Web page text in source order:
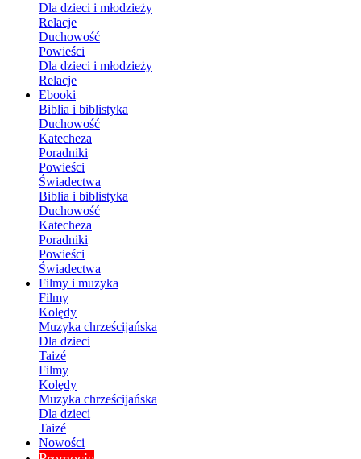
Dla dzieci i młodzieży
Relacje
Duchowość
Powieści
Dla dzieci i młodzieży
Relacje
Ebooki
Biblia i biblistyka
Duchowość
Katecheza
Poradniki
Powieści
Świadectwa
Biblia i biblistyka
Duchowość
Katecheza
Poradniki
Powieści
Świadectwa
Filmy i muzyka
Filmy
Kolędy
Muzyka chrześcijańska
Dla dzieci
Taizé
Filmy
Kolędy
Muzyka chrześcijańska
Dla dzieci
Taizé
Nowości